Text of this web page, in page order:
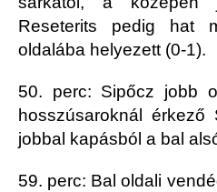
Reseterits pedig hat
oldalába helyezett (0-1).
50. perc: Sipőcz jobb
hosszúsaroknál érkező
jobbal kapásból a bal
59. perc: Bal oldali